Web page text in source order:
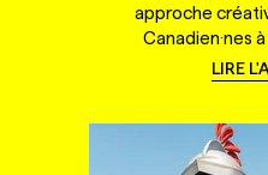
approche
Canadien·nes
LIRE